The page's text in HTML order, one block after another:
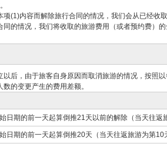
项(1)内容而解除旅行合同的情况，我们会从已经收
同的情况，我们将收取的旅游费用（或者预约费）的
以后，由于旅客自身原因而取消旅游的情况，按照
数的变更产生的费用差额。
日期的前一天起算倒推21天以前的解除（当天往返
日期的前一天起算倒推20天（当天往返旅游为第10